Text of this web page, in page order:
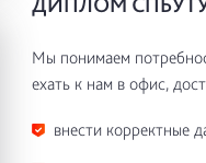
Мы понимаем
ехать к нам в офис,
внести корректные